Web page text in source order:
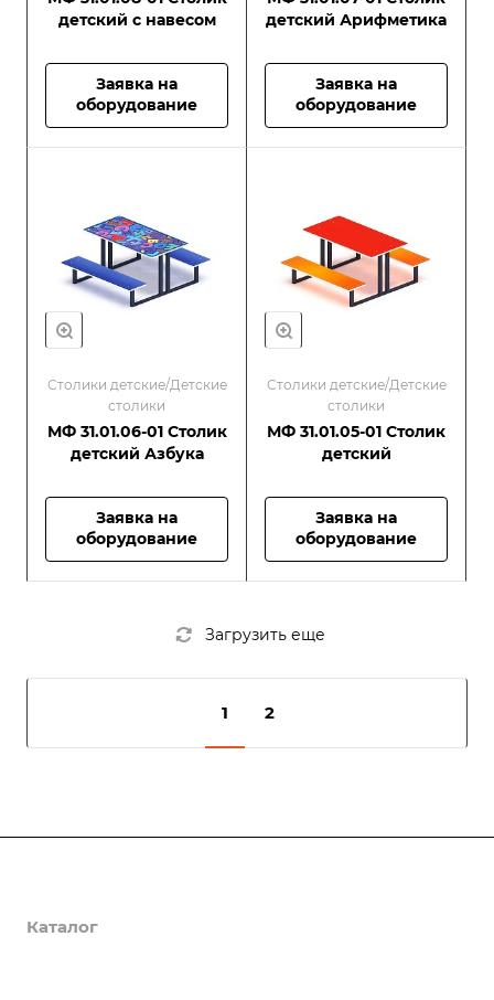
детский с навесом
Заявка на
оборудование
детский Арифметика
Заявка на
оборудование
Столики детские/Детские
столики
МФ 31.01.06-01 Столик
детский Азбука
Заявка на
оборудование
Столики детские/Детские
столики
МФ 31.01.05-01 Столик
детский
Заявка на
оборудование
Загрузить еще
1 2
Выполненные проекты
Каталог